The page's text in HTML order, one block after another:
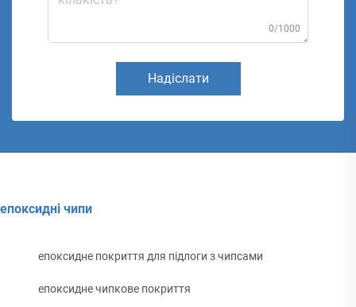
0/1000
Надіслати
епоксидні чипи
епоксидне покриття для підлоги з чипсами
епоксидне чипкове покриття